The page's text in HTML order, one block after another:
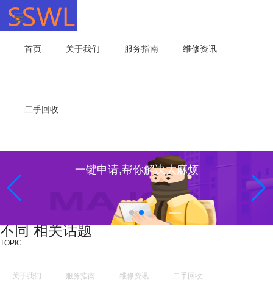
首页 关于我们 服务指南 维修资讯
二手回收
一键申请,帮你解决大麻烦
不同 相关话题
TOPIC
关于我们 服务指南 维修资讯 二手回收